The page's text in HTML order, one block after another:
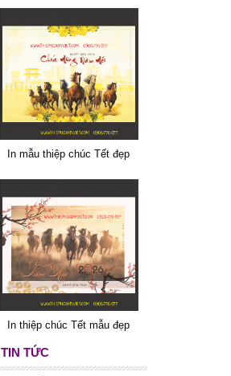
In mẫu thiệp chúc Tết đẹp
In thiệp chúc Tết mẫu đẹp
TIN TỨC